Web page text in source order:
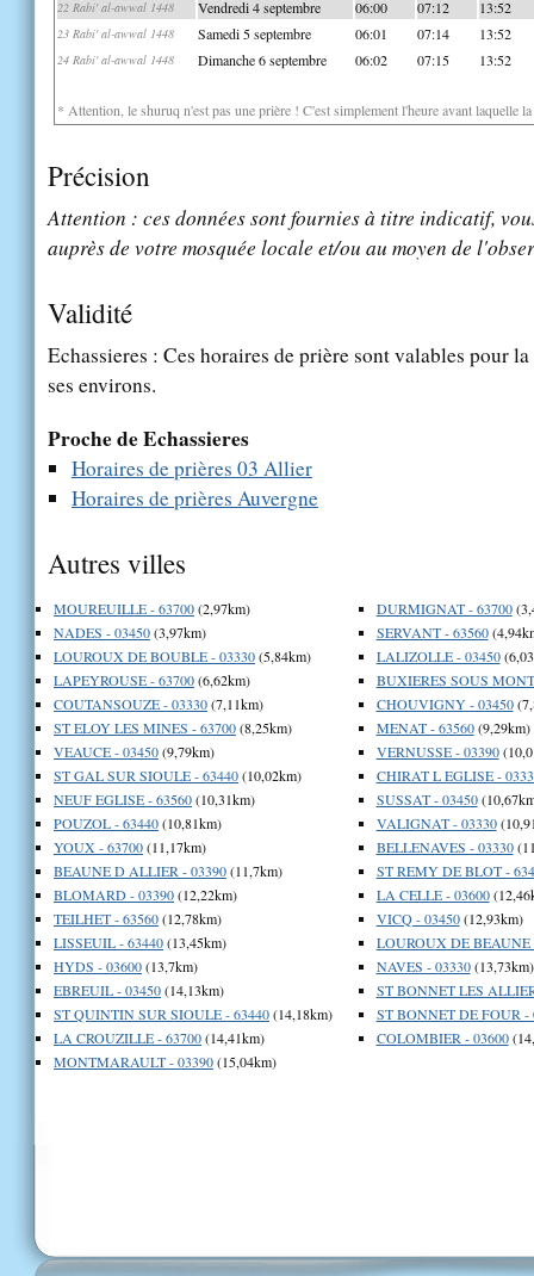
22 Rabi' al-awwal 1448 Vendredi 4 septembre 06:00 07:12 13:52
23 Rabi' al-awwal 1448 Samedi 5 septembre 06:01 07:14 13:52
24 Rabi' al-awwal 1448 Dimanche 6 septembre 06:02 07:15 13:52
* Attention, le shuruq n'est pas une prière ! C'est simplement l'heure avant laquelle
Précision
Attention : ces données sont fournies à titre indicatif,
auprès de votre mosquée locale et/ou au moyen de
Validité
Echassieres : Ces horaires de prière sont valables pour
ses environs.
Proche de Echassieres
Horaires de prières 03 Allier
Horaires de prières Auvergne
Autres villes
MOUREUILLE - 63700(2,97km)
NADES - 03450(3,97km)
LOUROUX DE BOUBLE - 03330(5,84km)
LAPEYROUSE - 63700(6,62km)
COUTANSOUZE - 03330(7,11km)
ST ELOY LES MINES - 63700(8,25km)
VEAUCE - 03450(9,79km)
ST GAL SUR SIOULE - 63440(10,02km)
NEUF EGLISE - 63560(10,31km)
POUZOL - 63440(10,81km)
YOUX - 63700(11,17km)
BEAUNE D ALLIER - 03390(11,7km)
BLOMARD - 03390(12,22km)
TEILHET - 63560(12,78km)
LISSEUIL - 63440(13,45km)
HYDS - 03600(13,7km)
EBREUIL - 03450(14,13km)
ST QUINTIN SUR SIOULE - 63440(14,18km)
LA CROUZILLE - 63700(14,41km)
MONTMARAULT - 03390(15,04km)
DURMIGNAT - 63700
SERVANT - 63560
LALIZOLLE - 03450
BUXIERES SOUS
CHOUVIGNY - 03450
MENAT - 63560(9,29km)
VERNUSSE - 03390
CHIRAT L EGLISE -
SUSSAT - 03450
VALIGNAT - 03330
BELLENAVES - 03330
ST REMY DE BLOT -
LA CELLE - 03600
VICQ - 03450(12,93km)
LOUROUX DE BEAUNE
NAVES - 03330(13,73km)
ST BONNET LES
ST BONNET DE FOUR -
COLOMBIER - 03600